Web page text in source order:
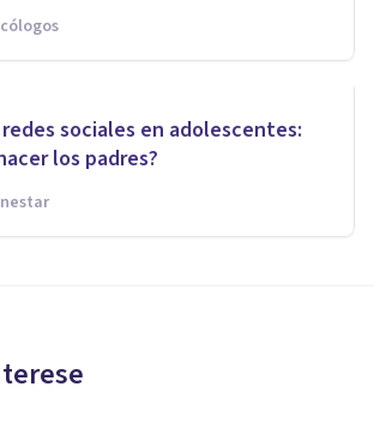
sociales en adolescentes:
los padres?